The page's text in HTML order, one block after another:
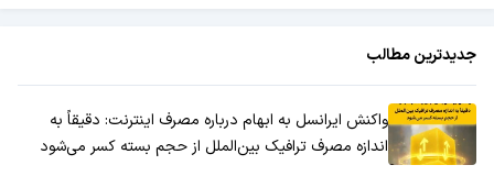
جدیدترین مطالب
واکنش ایرانسل به ابهام درباره مصرف اینترنت: دقیقاً به
اندازه مصرف ترافیک بین‌الملل از حجم بسته کسر می‌شود